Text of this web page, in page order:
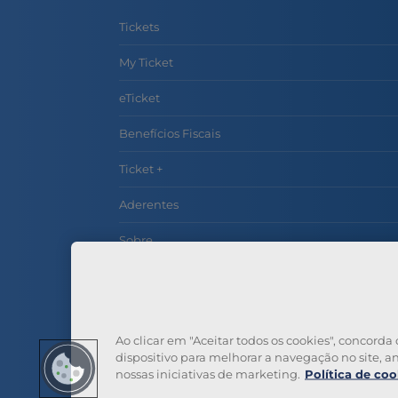
Tickets
My Ticket
eTicket
Benefícios Fiscais
Ticket +
Aderentes
Sobre
Ao clicar em "Aceitar todos os cookies",
dispositivo para melhorar a navegação no site,
nossas iniciativas de marketing. Política de